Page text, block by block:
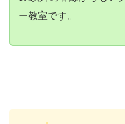
ー教室です。